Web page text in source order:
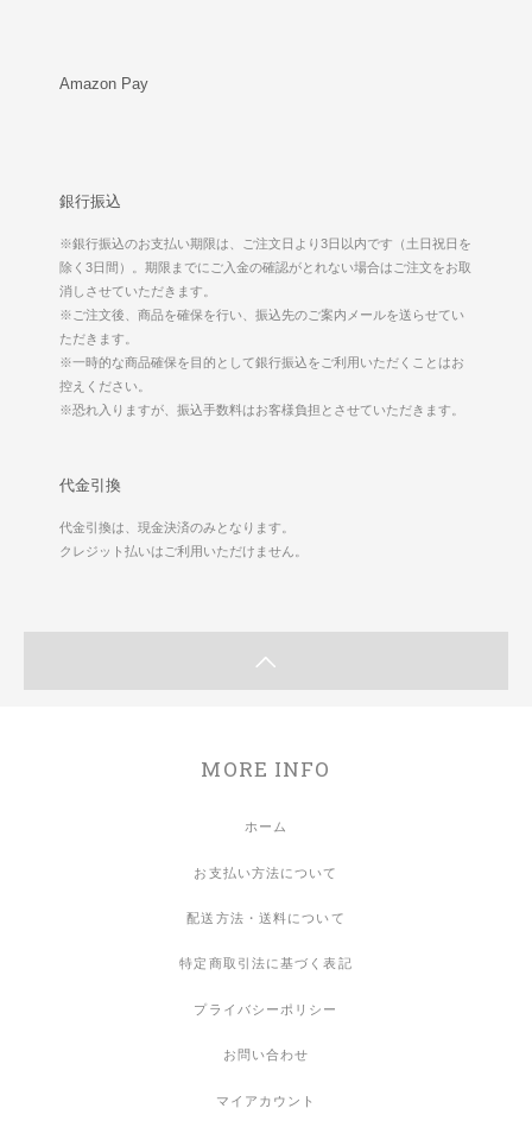
Amazon Pay
銀行振込
※銀行振込のお支払い期限は、ご注文日より3日以内です（土日祝日を
除く3日間）。期限までにご入金の確認がとれない場合はご注文をお取
消しさせていただきます。
※ご注文後、商品を確保を行い、振込先のご案内メールを送らせてい
ただきます。
※一時的な商品確保を目的として銀行振込をご利用いただくことはお
控えください。
※恐れ入りますが、振込手数料はお客様負担とさせていただきます。
代金引換
代金引換は、現金決済のみとなります。
クレジット払いはご利用いただけません。
MORE INFO
ホーム
お支払い方法について
配送方法・送料について
特定商取引法に基づく表記
プライバシーポリシー
お問い合わせ
マイアカウント